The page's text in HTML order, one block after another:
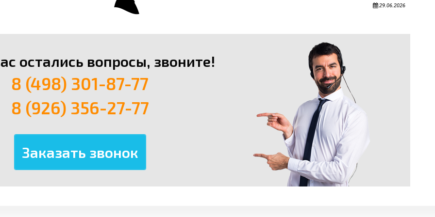
29.06.2026
остались вопросы, звоните!
8 (498) 301-87-77
8 (926) 356-27-77